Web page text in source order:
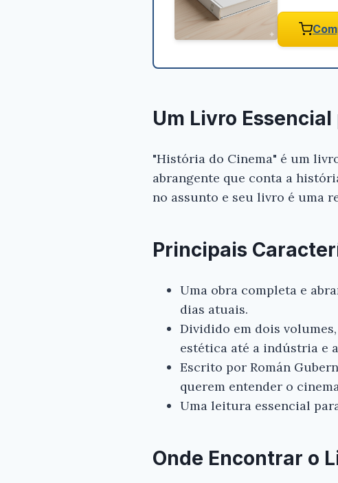
Um Livro
"História do Cinema" é um
abrangente que conta a
no assunto e seu livro é uma
Principais
Uma obra completa e
dias atuais.
Dividido em dois
estética até a indústria e
Escrito por Román
querem entender o
Uma leitura essencial
Onde Encontrar o